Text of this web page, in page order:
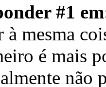
#1
à mesma
é mais
não